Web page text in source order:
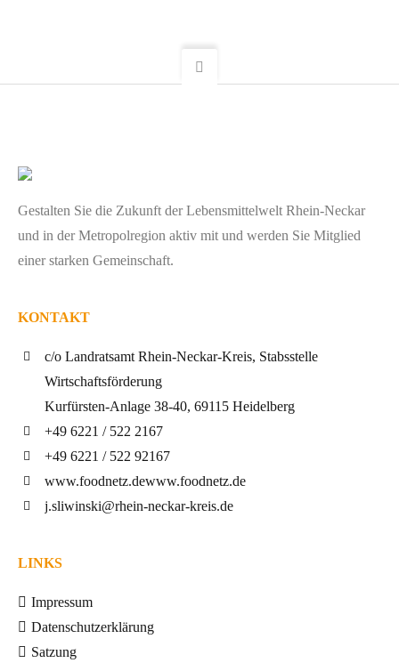
Gestalten Sie die Zukunft der Lebensmittelwelt Rhein-Neckar
und in der Metropolregion aktiv mit und werden Sie Mitglied
einer starken Gemeinschaft.
KONTAKT
c/o Landratsamt Rhein-Neckar-Kreis, Stabsstelle
Wirtschaftsförderung
Kurfürsten-Anlage 38-40, 69115 Heidelberg
+49 6221 / 522 2167
+49 6221 / 522 92167
www.foodnetz.dewww.foodnetz.de
j.sliwinski@rhein-neckar-kreis.de
LINKS
Impressum
Datenschutzerklärung
Satzung